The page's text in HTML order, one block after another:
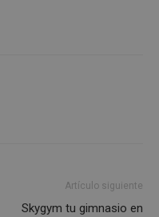
Artículo siguiente
Skygym tu gimnasio en
de cuentas.
correctamente sin